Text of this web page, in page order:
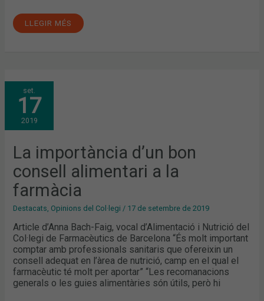
LLEGIR MÉS
set.
17
2019
La importància d’un bon
consell alimentari a la
farmàcia
Destacats Opinions del Col·legi / 17 de setembre de 2019
Article d’Anna Bach-Faig, vocal d’Alimentació i Nutrició del
Col·legi de Farmacèutics de Barcelona “És molt important
comptar amb professionals sanitaris que ofereixin un
consell adequat en l’àrea de nutrició, camp en el qual el
farmacèutic té molt per aportar” “Les recomanacions
generals o les guies alimentàries són útils, però hi
LA
IMPORTÀNCIA
D’UN
BON
CONSELL
ALIMENTARI
A
FARMÀCIA